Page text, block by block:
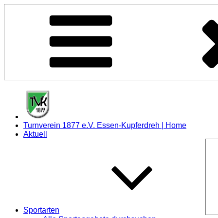
Turnverein 1877 e.V. Essen-Kupferdreh | Home
Aktuell
Sportarten